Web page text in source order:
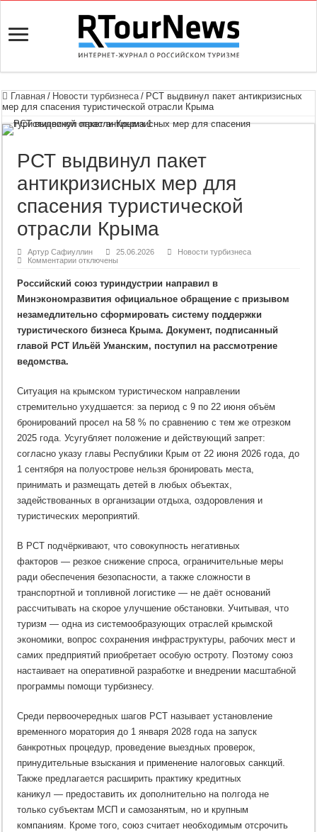
Главная / Новости турбизнеса / РСТ выдвинул пакет антикризисных
мер для спасения туристической отрасли Крыма
РСТ выдвинул пакет
антикризисных мер для
спасения туристической
отрасли Крыма
Артур Сафиуллин 25.06.2026
Новости турбизнеса
Комментариик
выдвинул
антикризисных
для
спасения
туристической
отрасли
отключены
Российский союз туриндустрии направил в
Минэкономразвития официальное обращение с призывом
незамедлительно сформировать систему поддержки
туристического бизнеса Крыма. Документ, подписанный
главой РСТ Ильёй Уманским, поступил на рассмотрение
ведомства.
Ситуация на крымском туристическом направлении
стремительно ухудшается: за период с 9 по 22 июня объём
бронирований просел на 58 % по сравнению с тем же отрезком
2025 года. Усугубляет положение и действующий запрет:
согласно указу главы Республики Крым от 22 июня 2026 года, до
1 сентября на полуострове нельзя бронировать места,
принимать и размещать детей в любых объектах,
задействованных в организации отдыха, оздоровления и
туристических мероприятий.
В РСТ подчёркивают, что совокупность негативных
факторов — резкое снижение спроса, ограничительные меры
ради обеспечения безопасности, а также сложности в
транспортной и топливной логистике — не даёт оснований
рассчитывать на скорое улучшение обстановки. Учитывая, что
туризм — одна из системообразующих отраслей крымской
экономики, вопрос сохранения инфраструктуры, рабочих мест и
самих предприятий приобретает особую остроту. Поэтому союз
настаивает на оперативной разработке и внедрении масштабной
программы помощи турбизнесу.
Среди первоочередных шагов РСТ называет установление
временного моратория до 1 января 2028 года на запуск
банкротных процедур, проведение выездных проверок,
принудительные взыскания и применение налоговых санкций.
Также предлагается расширить практику кредитных
каникул — предоставить их дополнительно на полгода не
только субъектам МСП и самозанятым, но и крупным
компаниям. Кроме того, союз считает необходимым отсрочить